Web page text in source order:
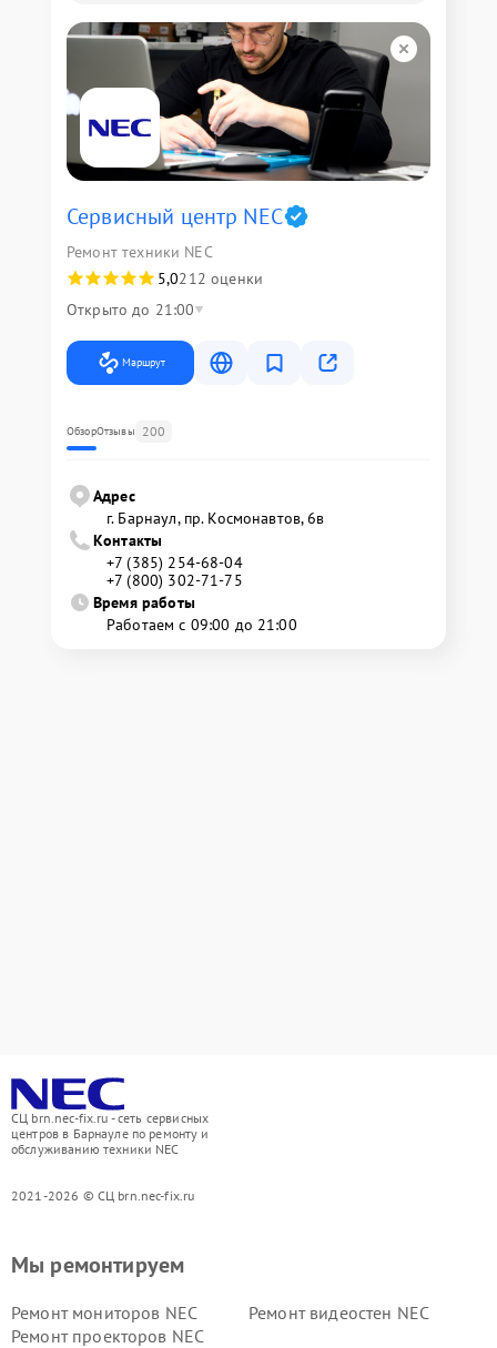
Сервисный центр NEC
Ремонт техники NEC
5,0212 оценки
Открыто до 21:00
Маршрут
ОбзорОтзывы 200
Адрес
г. Барнаул, ​пр. Космонавтов, 6в
Контакты
+7 (385) 254-68-04
+7 (800) 302-71-75
Время работы
Работаем с 09:00 до 21:00
СЦ brn.nec-fix.ru - сеть сервисных
центров в Барнауле по ремонту и
обслуживанию техники NEC
2021-2026 © СЦ brn.nec-fix.ru
Мы ремонтируем
Ремонт мониторов NEC
Ремонт видеостен NEC
Ремонт проекторов NEC